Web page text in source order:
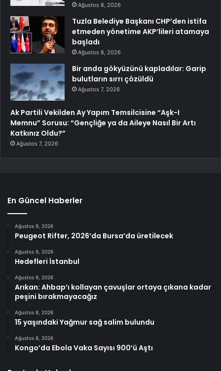
Ağustos 8, 2026
Tuzla Belediye Başkanı CHP’den istifa
etmeden yönetime AKP’lileri atamaya
başladı
Ağustos 8, 2026
Bir anda gökyüzünü kapladılar: Garip
bulutların sırrı çözüldü
Ağustos 7, 2026
Ak Partili Vekilden Ay Yapım Temsilcisine “Aşk-I
Memnu” Sorusu: “Gençliğe ya da Aileye Nasıl Bir Artı
Katkınız Oldu?”
Ağustos 7, 2026
En Güncel Haberler
Ağustos 9, 2026
Peugeot Rifter, 2026’da Bursa’da üretilecek
Ağustos 9, 2026
Hedefleri İstanbul
Ağustos 9, 2026
Arıkan: Ahbap’ı kollayan çavuşlar ortaya çıkana kadar
peşini bırakmayacağız
Ağustos 8, 2026
15 yaşındaki Yağmur sağ salim bulundu
Ağustos 8, 2026
Kongo’da Ebola Vaka Sayısı 900’ü Aştı